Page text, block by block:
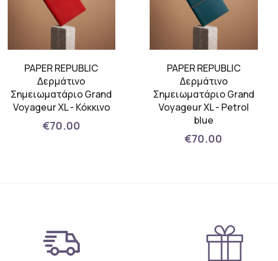
PAPER REPUBLIC
Δερμάτινο
Σημειωματάριο Grand
Voyageur XL - Κόκκινο
€70.00
PAPER REPUBLIC
Δερμάτινο
Σημειωματάριο Grand
Voyageur XL - Petrol
blue
€70.00